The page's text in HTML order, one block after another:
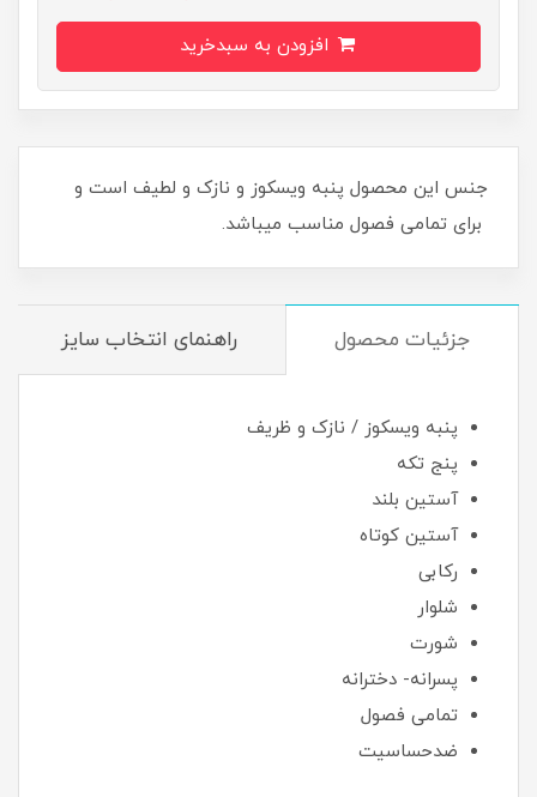
جنس این محصول پنبه ویسکوز و نازک و لطیف است و
برای تمامی فصول مناسب میباشد.
جزئیات محصول راهنمای انتخاب سایز
پنبه ویسکوز / نازک و ظریف
پنج تکه
آستین بلند
آستین کوتاه
رکابی
شلوار
شورت
پسرانه- دخترانه
تمامی فصول
ضدحساسیت